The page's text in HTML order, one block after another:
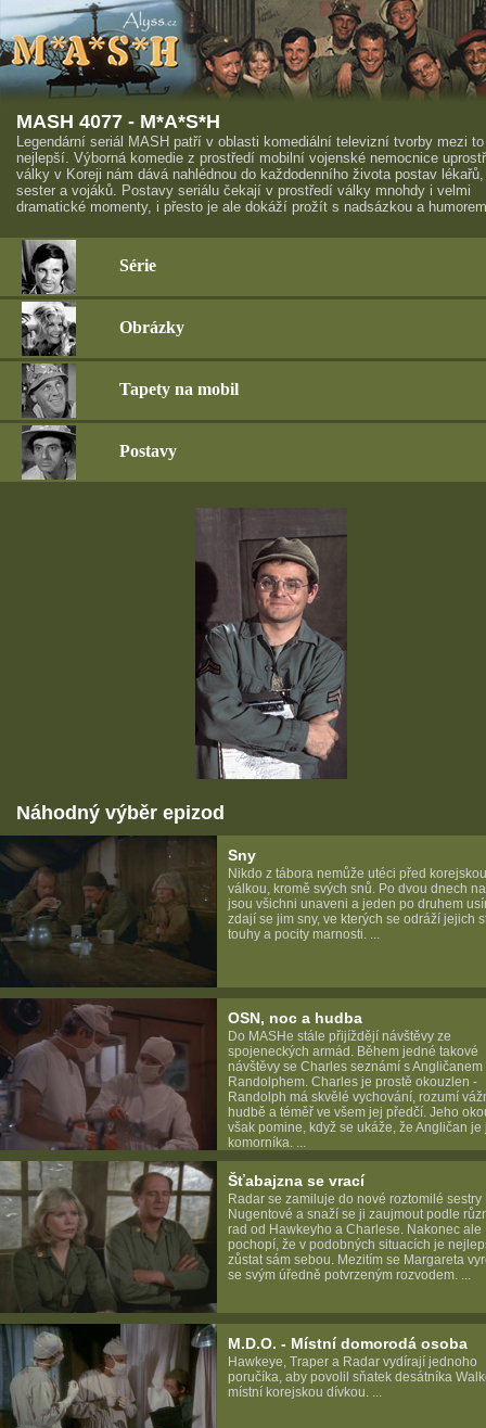
MASH 4077 - M*A*S*H
Legendární seriál MASH patří v oblasti komediální televizní tvorby mezi to
nejlepší. Výborná komedie z prostředí mobilní vojenské nemocnice
války v Koreji nám dává nahlédnou do každodenního života postav lékařů,
sester a vojáků. Postavy seriálu čekají v prostředí války mnohdy i velmi
dramatické momenty, i přesto je ale dokáží prožít s nadsázkou a
Série
Obrázky
Tapety na mobil
Postavy
Náhodný výběr epizod
Sny
Nikdo z tábora nemůže utéci před korejskou
válkou, kromě svých snů. Po dvou dnech
jsou všichni unaveni a jeden po druhem
zdají se jim sny, ve kterých se odráží jejich
touhy a pocity marnosti. ...
OSN, noc a hudba
Do MASHe stále přijíždějí návštěvy ze
spojeneckých armád. Během jedné takové
návštěvy se Charles seznámí s Angličanem
Randolphem. Charles je prostě okouzlen -
Randolph má skvělé vychování, rozumí
hudbě a téměř ve všem jej předčí. Jeho
však pomine, když se ukáže, že Angličan je
komorníka. ...
Šťabajzna se vrací
Radar se zamiluje do nové roztomilé sestry
Nugentové a snaží se ji zaujmout podle
rad od Hawkeyho a Charlese. Nakonec ale
pochopí, že v podobných situacích je
zůstat sám sebou. Mezitím se Margareta
se svým úředně potvrzeným rozvodem. ...
M.D.O. - Místní domorodá osoba
Hawkeye, Traper a Radar vydírají jednoho
poručíka, aby povolil sňatek desátníka
místní korejskou dívkou. ...